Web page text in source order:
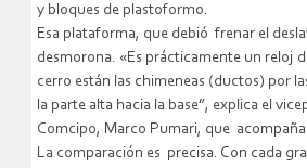
y bloques de plastoformo.
Esa plataforma, que debió frenar el
desmorona. «Es prácticamente un reloj
cerro están las chimeneas (ductos) por
la parte alta hacia la base”, explica el
Comcipo, Marco Pumari, que acompaña
La comparación es precisa. Con cada